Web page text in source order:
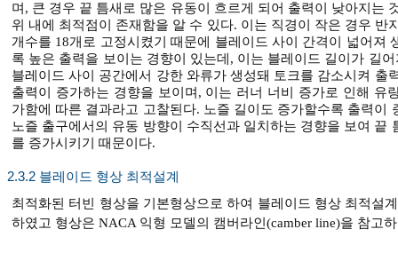
며, 큰 경우 끝 틈새로 많은 유동이 흐르게 되어 출력이 낮아지는
위 내에 최적점이 존재함을 알 수 있다. 이는 직경이 작은 경우
개수를 18개로 고정시켰기 때문에 블레이드 사이 간격이 넓어져
록 높은 출력을 보이는 경향이 있는데, 이는 블레이드 길이가 길
블레이드 사이 공간에서 강한 와류가 생성돼 토크를 감소시켜
출력이 증가하는 경향을 보이며, 이는 러너 너비 증가로 인해 유
가함에 따른 결과라고 고찰된다. 노즐 길이도 증가할수록 출력
노즐 출구에서의 유동 방향이 수직선과 일치하는 경향을 보여
를 증가시키기 때문이다.
2.3.2 블레이드 형상 최적설계
최적화된 터빈 형상을 기본형상으로 하여 블레이드 형상 최적설
하였고 형상은 NACA 익형 모델의 캠버라인(camber line)을 참고